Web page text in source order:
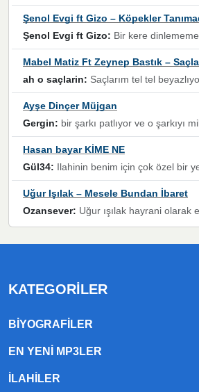
Şenol Evgi ft Gizo – Köpekler
Şenol Evgi ft Gizo: Bir kere dinlememe rağmen kulaklardan gitmiyor sen sen sen sen kurban ol sen sen sen
Mabel Matiz Ft Zeynep Bastık –
ah o saçlarin: Saçlarım tel tel beyazlıyor beyazlagına degil yanımda sen yoksun ona üzülüyorum günler bir bir geçiyor geçen günlere değil sensiz geçen
Ayşe Dinçer Müjgan
Gergin: bir şarkı patlıyor ve o şarkıyı millet her paylaşımın altına koyuyor ve öyle bir durum hal alıyor ki şarkıyı dinlemeden şarkıdan bikıyorsun Ama bu enteresan bir şekilde dillere dolanıyor millet olarak seviyoruz dertlerle
Hasan bayar KİME NE
Gül34: Ilahinin benim için çok özel bir yeri var İlk çıktığında komşum ne kadar yüksek sesle dinliyorsa orada duymuştum ve YouTube'dan aratıp Bu ilahiyi bulmuştum ve sonra müdavimi oldum günlük Ben de 3-5 kere dinleyip ezberleyip artık ilahiye bende eşlik
Uğur Işılak – Mesele Bundan İbaret
Ozansever: Uğur ışılak hayrani olarak eski yeni tüm eserlerini keyifle huzurla dinleyenlerden birisiyim, emeğine saygı duyan gönül veren
KATEGORILER
BIYOGRAFILER
EN YENI MP3LER
ILAHILER